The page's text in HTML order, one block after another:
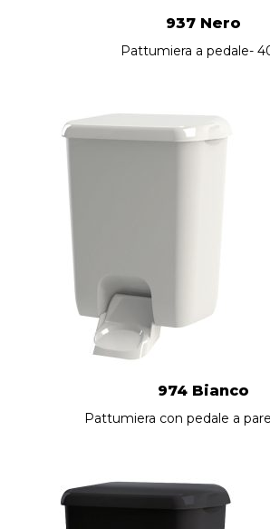
937 Nero
Pattumiera a pedale-
974 Bianco
Pattumiera con pedale a